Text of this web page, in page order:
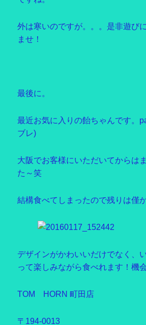
外は寒いのですが。。。是非遊び
ませ！
最後に。
最近お気に入りの飴ちゃんです。
ブレ)
大阪でお客様にいただいてからは
た～笑
結構食べてしまったので残りは僅
デザインがかわいいだけでなく、
って楽しみながら食べれます！機
TOM HORN 町田店
〒194-0013